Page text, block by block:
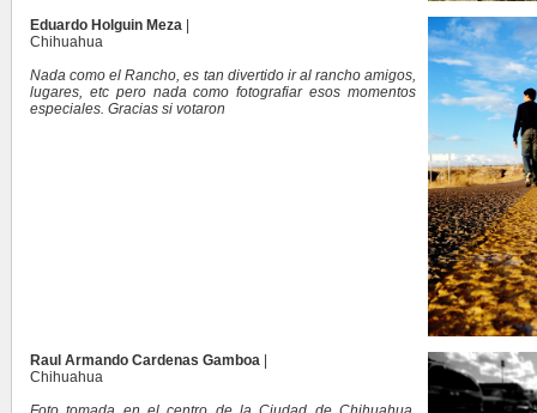
Eduardo Holguin Meza
Chihuahua
Nada como el Rancho, es tan divertido ir al rancho amigos,
lugares, etc pero nada como fotografiar esos momentos
especiales. Gracias si votaron
Raul Armando Cardenas Gamboa
Chihuahua